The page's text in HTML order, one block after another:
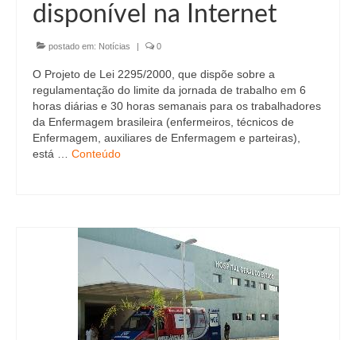
disponível na Internet
postado em: Notícias | 0
O Projeto de Lei 2295/2000, que dispõe sobre a
regulamentação do limite da jornada de trabalho em 6
horas diárias e 30 horas semanais para os trabalhadores
da Enfermagem brasileira (enfermeiros, técnicos de
Enfermagem, auxiliares de Enfermagem e parteiras),
está … Conteúdo